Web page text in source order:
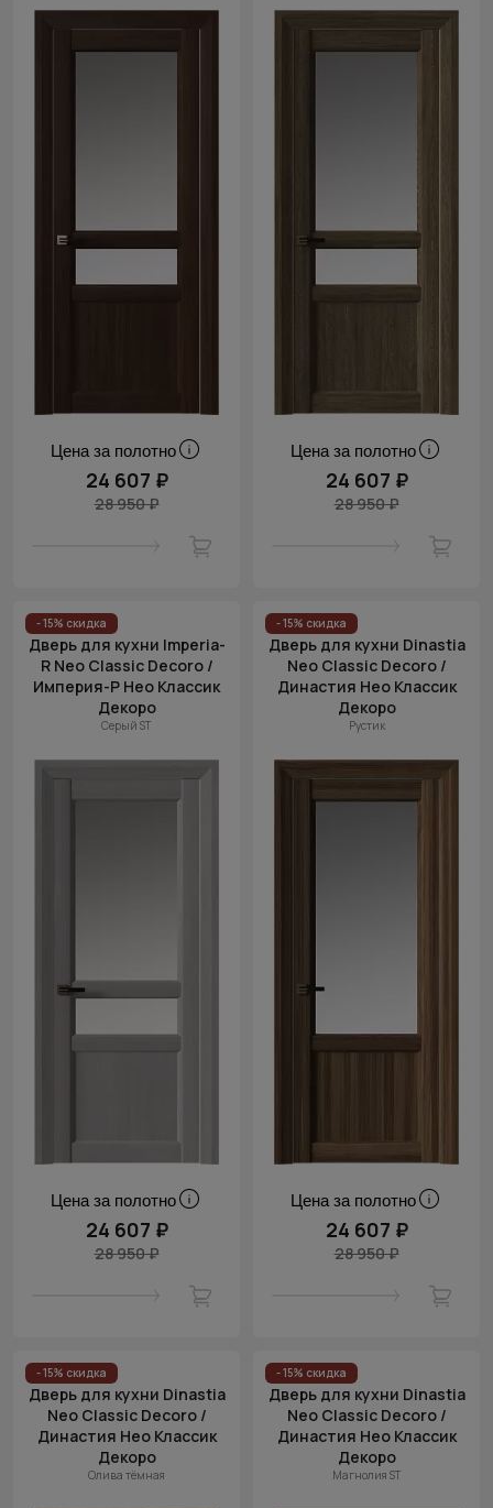
Цена за полотно
24 607 ₽
28 950 ₽
Цена за полотно
24 607 ₽
28 950 ₽
- 15% скидка
Дверь для кухни Imperia-
R Neo Classic Decoro /
Империя-Р Нео Классик
Декоро
Серый ST
Цена за полотно
24 607 ₽
28 950 ₽
- 15% скидка
Дверь для кухни Dinastia
Neo Classic Decoro /
Династия Нео Классик
Декоро
Рустик
Цена за полотно
24 607 ₽
28 950 ₽
- 15% скидка
Дверь для кухни Dinastia
Neo Classic Decoro /
Династия Нео Классик
Декоро
Олива тёмная
- 15% скидка
Дверь для кухни Dinastia
Neo Classic Decoro /
Династия Нео Классик
Декоро
Магнолия ST